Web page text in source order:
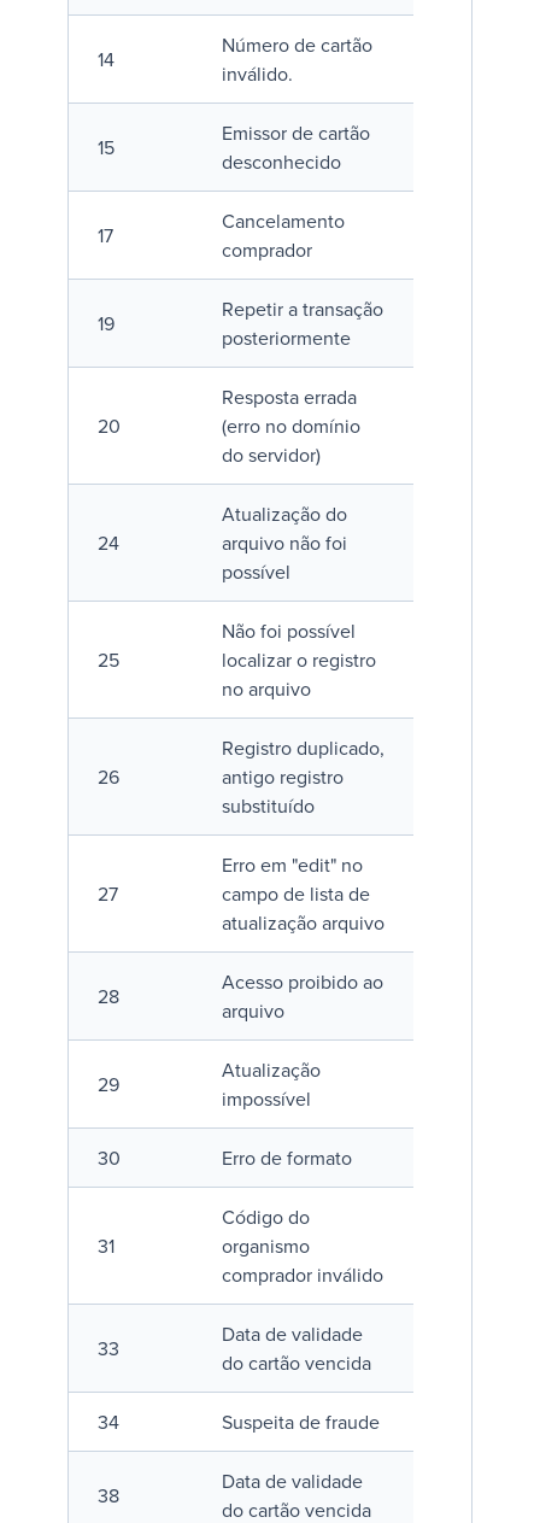
14
Número de cartão
inválido.
15
Emissor de cartão
desconhecido
17
Cancelamento
comprador
19
Repetir a transação
posteriormente
20
Resposta errada
(erro no domínio
do servidor)
24
Atualização do
arquivo não foi
possível
25
Não foi possível
localizar o registro
no arquivo
26
Registro duplicado,
antigo registro
substituído
27
Erro em "edit" no
campo de lista de
atualização arquivo
28
Acesso proibido ao
arquivo
29
Atualização
impossível
30 Erro de formato
31
Código do
organismo
comprador inválido
33
Data de validade
do cartão vencida
34 Suspeita de fraude
38
Data de validade
do cartão vencida